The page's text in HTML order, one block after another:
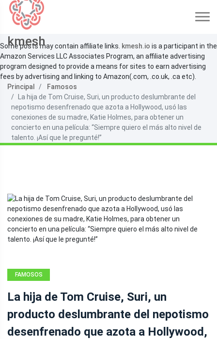
kmesh
Some posts may contain affiliate links. kmesh.io is a participant in the
Amazon Services LLC Associates Program, an affiliate advertising
program designed to provide a means for sites to earn advertising
fees by advertising and linking to Amazon(.com, .co.uk, .ca etc).
Principal
Famosos
La hija de Tom Cruise, Suri, un producto deslumbrante del
nepotismo desenfrenado que azota a Hollywood, usó las
conexiones de su madre, Katie Holmes, para obtener un
concierto en una película: “Siempre quiero el más alto nivel de
talento. ¡Así que le pregunté!”
FAMOSOS
La hija de Tom Cruise, Suri, un
producto deslumbrante del nepotismo
desenfrenado que azota a Hollywood,